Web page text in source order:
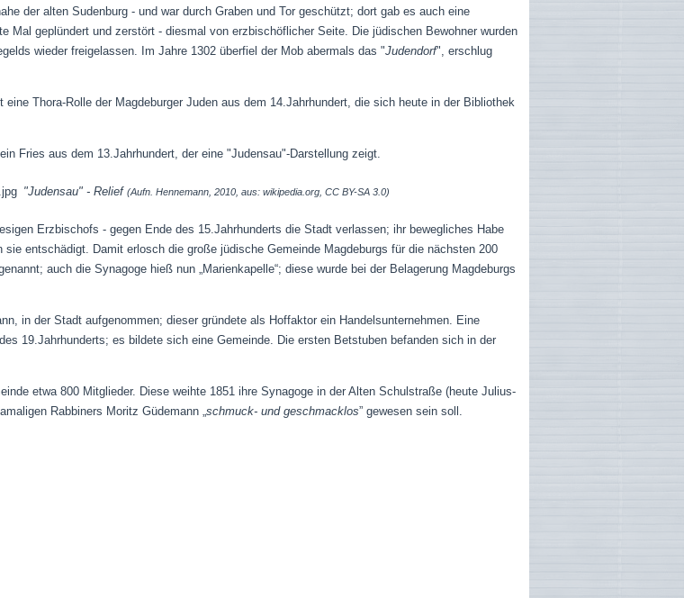
der alten Sudenburg - und war durch Graben und Tor geschützt; dort gab es auch eine
Mal geplündert und zerstört - diesmal von erzbischöflicher Seite. Die jüdischen Bewohner wurden
wieder freigelassen. Im Jahre 1302 überfiel der Mob abermals das "Judendorf", erschlug
Thora-Rolle der Magdeburger Juden aus dem 14.Jahrhundert, die sich heute in der Bibliothek
Fries aus dem 13.Jahrhundert, der eine "Judensau"-Darstellung zeigt.
"Judensau" - Relief(Aufn. Hennemann, 2010, aus: wikipedia.org, CC BY-SA 3.0)
Erzbischofs - gegen Ende des 15.Jahrhunderts die Stadt verlassen; ihr bewegliches Habe
entschädigt. Damit erlosch die große jüdische Gemeinde Magdeburgs für die nächsten 200
auch die Synagoge hieß nun „Marienkapelle“; diese wurde bei der Belagerung Magdeburgs
in der Stadt aufgenommen; dieser gründete als Hoffaktor ein Handelsunternehmen. Eine
19.Jahrhunderts; es bildete sich eine Gemeinde. Die ersten Betstuben befanden sich in der
etwa 800 Mitglieder. Diese weihte 1851 ihre Synagoge in der Alten Schulstraße (heute Julius-
Rabbiners Moritz Güdemann „schmuck- und geschmacklos” gewesen sein soll.